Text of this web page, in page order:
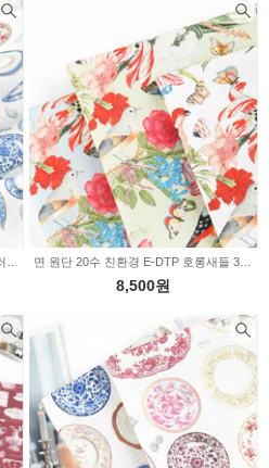
8,500원